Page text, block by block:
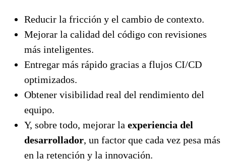
Reducir la fricción y el cambio de contexto.
Mejorar la calidad del código con revisiones
más inteligentes.
Entregar más rápido gracias a flujos CI/CD
optimizados.
Obtener visibilidad real del rendimiento del
equipo.
Y, sobre todo, mejorar la experiencia del
desarrollador, un factor que cada vez pesa más
en la retención y la innovación.